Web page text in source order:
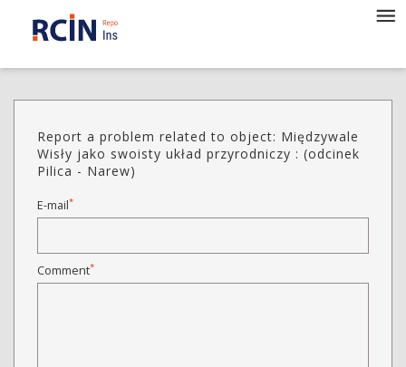
Report a problem related to object: Międzywale
Wisły jako swoisty układ przyrodniczy : (odcinek
Pilica - Narew)
E-mail*
Comment*